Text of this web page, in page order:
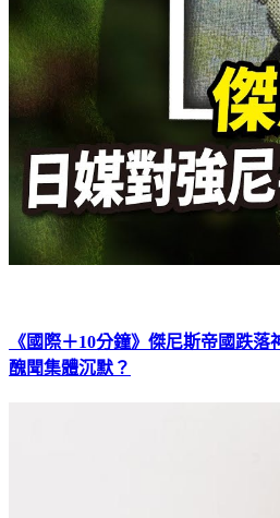
醜聞集體沉默？